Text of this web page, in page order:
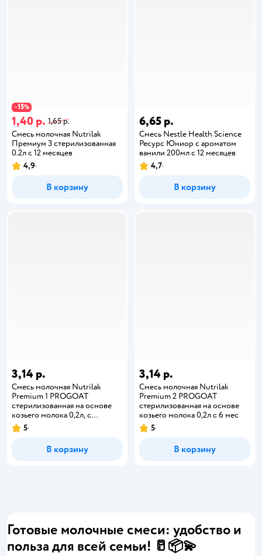
−15%
1,40 р. 1,65 р.
Смесь молочная Nutrilak
Премиум 3 стерилизованная
0.2л с 12 месяцев
4,9
В корзину
6,65 р.
Смесь Nestle Health Science
Ресурс Юниор с ароматом
ванили 200мл с 12 месяцев
4,7
В корзину
3,14 р.
Смесь молочная Nutrilak
Premium 1 PROGOAT
стерилизованная на основе
козьего молока 0,2л, с
рождения
5
В корзину
3,14 р.
Смесь молочная Nutrilak
Premium 2 PROGOAT
стерилизованная на основе
козьего молока 0,2л с 6 мес
5
В корзину
Готовые молочные смеси: удобство и
польза для всей семьи! 🥛📦💫